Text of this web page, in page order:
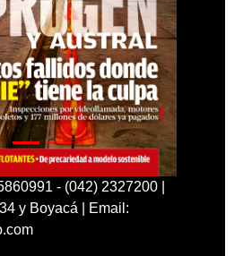
- (042) 2327200 |
y Boyacá | Email: